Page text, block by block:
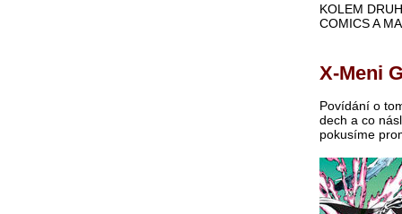
KOLEM
COMICS A
X-Meni
Povídání o
dech a co
pokusíme